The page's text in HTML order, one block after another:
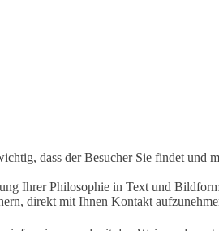
dass der Besucher Sie findet und
Ihrer Philosophie in Text und
direkt mit Ihnen Kontakt